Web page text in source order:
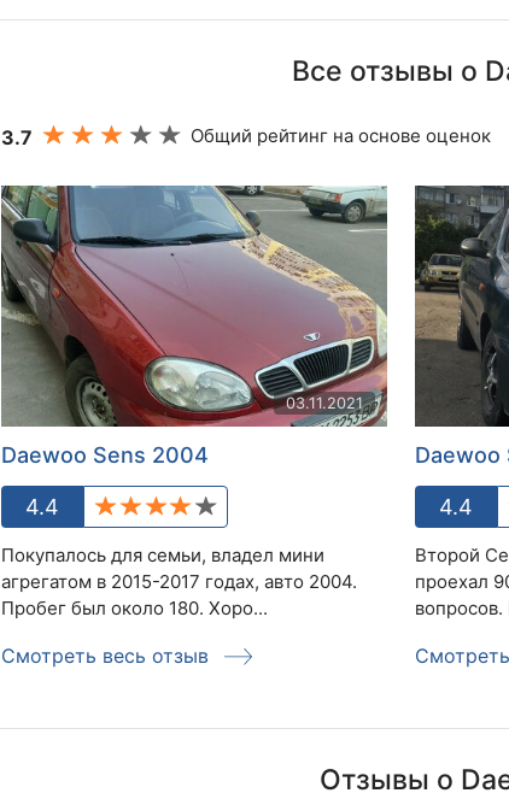
Все отзывы о
3.7 Общий рейтинг на основе оценок
03.11.2021
Daewoo Sens 2004
4.4
Покупалось для семьи, владел мини
агрегатом в 2015-2017 годах, авто 2004.
Пробег был около 180. Хоро...
Смотреть весь отзыв
Daewoo
4.4
Второй
проехал
Отзывы о